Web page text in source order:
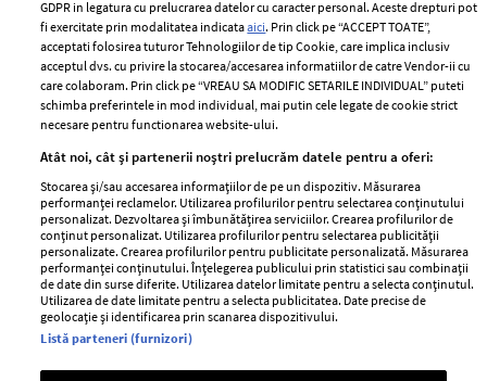
Romania
Contact
Abonamente
Politica de cookies
Publicitate
GSP
Unica
Baby
Retete
femei
Viva
Avantaje
Retete practice
Pariază responsabil! Decizia ONJN nr. 821/25.09.2025.
Jocurile de noroc sunt interzise minorilor.
GDPR in legatura cu prelucrarea datelor cu caracter personal. Aceste drepturi pot
fi exercitate prin modalitatea indicataaici. Prin click pe “ACCEPT TOATE”,
acceptati folosirea tuturor Tehnologiilor de tip Cookie, care implica inclusiv
acceptul dvs. cu privire la stocarea/accesarea informatiilor de catre Vendor-ii cu
care colaboram. Prin click pe “VREAU SA MODIFIC SETARILE INDIVIDUAL” puteti
schimba preferintele in mod individual, mai putin cele legate de cookie strict
necesare pentru functionarea website-ului.
Atât noi, cât și partenerii noștri prelucrăm datele pentru a oferi:
Stocarea și/sau accesarea informațiilor de pe un dispozitiv. Măsurarea
performanței reclamelor. Utilizarea profilurilor pentru selectarea conținutului
personalizat. Dezvoltarea și îmbunătățirea serviciilor. Crearea profilurilor de
conținut personalizat. Utilizarea profilurilor pentru selectarea publicității
personalizate. Crearea profilurilor pentru publicitate personalizată. Măsurarea
performanței conținutului. Înțelegerea publicului prin statistici sau combinații
de date din surse diferite. Utilizarea datelor limitate pentru a selecta conținutul.
Utilizarea de date limitate pentru a selecta publicitatea. Date precise de
geolocație și identificarea prin scanarea dispozitivului.
Listă parteneri (furnizori)